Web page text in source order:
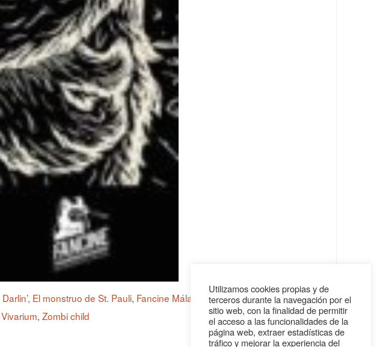
Darlin’, El monstruo de St. Pauli, Fancine Málaga Festival de cine ,Koko-di
Vivarium, Zombi child
Utilizamos cookies propias y de
terceros durante la navegación por el
sitio web, con la finalidad de permitir
el acceso a las funcionalidades de la
página web, extraer estadísticas de
tráfico y mejorar la experiencia del